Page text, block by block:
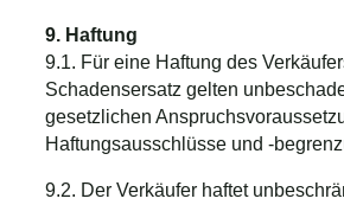
9. Haftung
9.1. Für eine Haftung des
Schadensersatz gelten
gesetzlichen
Haftungsausschlüsse und -
9.2. Der Verkäufer haftet